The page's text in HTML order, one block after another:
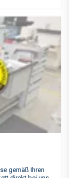
gemäß Ihren